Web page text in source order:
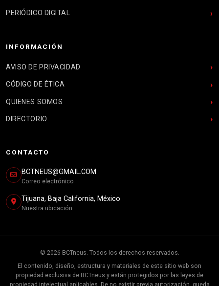
PERIÓDICO DIGITAL
INFORMACIÓN
AVISO DE PRIVACIDAD
CÓDIGO DE ÉTICA
QUIENES SOMOS
DIRECTORIO
CONTACTO
BCTNEUS@GMAIL.COM
Correo electrónico
Tijuana, Baja California, México
Nuestra ubicación
© 2026 BCTneus. Todos los derechos reservados.
El contenido, diseño, estructura y materiales de este sitio web son
propiedad exclusiva de BCTneus y están protegidos por las leyes de
propiedad intelectual aplicables. De no existir previa autorización, queda